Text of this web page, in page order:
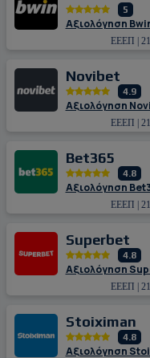
5
Αξιολόγηση
ΕΕΕΠ |
Novibet
4.9
Αξιολόγηση
ΕΕΕΠ |
Bet365
4.8
Αξιολόγηση
ΕΕΕΠ |
Superbet
4.8
Αξιολόγηση
ΕΕΕΠ |
Stoiximan
4.8
Αξιολόγηση